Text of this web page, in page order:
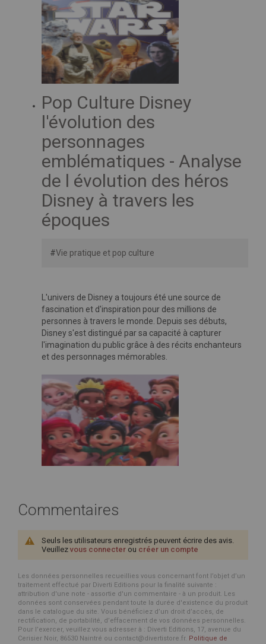
Pop Culture Disney
l'évolution des
personnages
emblématiques - Analyse
de l évolution des héros
Disney à travers les
époques
#Vie pratique et pop culture
L'univers de Disney a toujours été une source de
fascination et d'inspiration pour des millions de
personnes à travers le monde. Depuis ses débuts,
Disney s'est distingué par sa capacité à capturer
l'imagination du public grâce à des récits enchanteurs
et des personnages mémorables.
Commentaires
Seuls les utilisateurs enregistrés peuvent écrire des avis.
Veuillez vous connecter ou créer un compte
Les données personnelles recueillies vous concernant font l’objet d’un
traitement effectué par Diverti Editions pour la finalité suivante :
attribution d'une note - assortie d'un commentaire - à un produit. Les
données sont conservées pendant toute la durée d'existence du produit
dans le catalogue du site. Vous bénéficiez d’un droit d’accès, de
rectification, de portabilité, d’effacement de vos données personnelles.
Pour l’exercer, veuillez vous adresser à : Diverti Editions, 17, avenue du
Cerisier Noir, 86530 Naintré ou contact@divertistore.fr. Politique de